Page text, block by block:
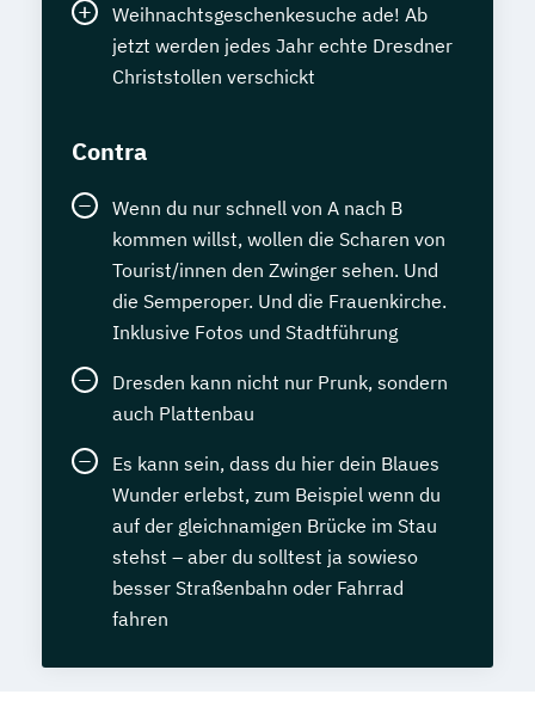
Weihnachtsgeschenkesuche ade! Ab
jetzt werden jedes Jahr echte Dresdner
Christstollen verschickt
Contra
Wenn du nur schnell von A nach B
kommen willst, wollen die Scharen von
Tourist/innen den Zwinger sehen. Und
die Semperoper. Und die Frauenkirche.
Inklusive Fotos und Stadtführung
Dresden kann nicht nur Prunk, sondern
auch Plattenbau
Es kann sein, dass du hier dein Blaues
Wunder erlebst, zum Beispiel wenn du
auf der gleichnamigen Brücke im Stau
stehst – aber du solltest ja sowieso
besser Straßenbahn oder Fahrrad
fahren